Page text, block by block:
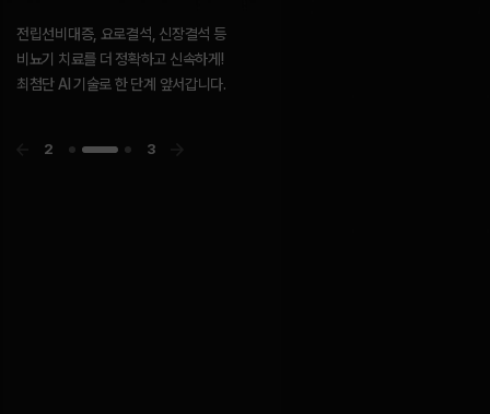
전립선비대증, 요로결석, 신장결석 등
앞서가려는 방향성과 최고의 지향점을 향한
골드만의 노력은 결국 함께 행복하기를 바라는
우리의 마음입니다.
3 3